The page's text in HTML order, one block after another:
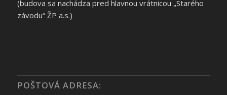
(budova sa nachádza pred hlavnou vrátnicou „Starého
závodu“ ŽP a.s.)
POŠTOVÁ ADRESA: